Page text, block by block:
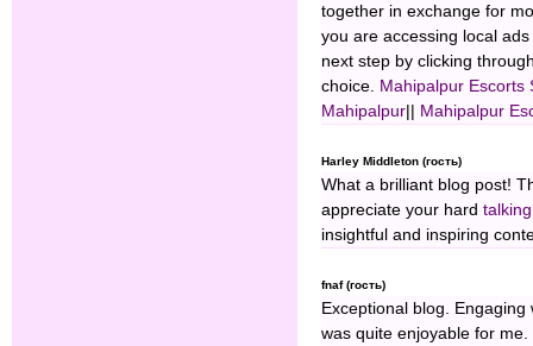
together in exchange for
you are accessing local
next step by clicking
choice. Mahipalpur Escorts
Mahipalpur|| Mahipalpur
Harley Middleton (гость)
What a brilliant blog post!
appreciate your hard
insightful and inspiring
fnaf (гость)
Exceptional blog.
was quite enjoyable for